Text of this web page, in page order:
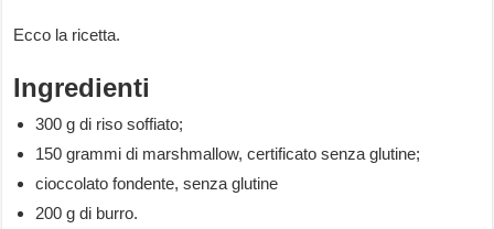
Ecco la ricetta.
Ingredienti
300 g di riso soffiato;
150 grammi di marshmallow, certificato senza glutine;
cioccolato fondente, senza glutine
200 g di burro.